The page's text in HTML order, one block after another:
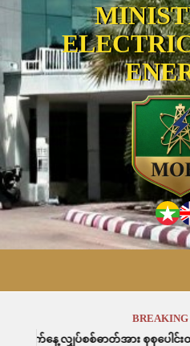
BREAKING
ာတ်အား စုစုပေါင်းထုတ်လုပ်ခဲ့မှုမှာ (၆၅၉